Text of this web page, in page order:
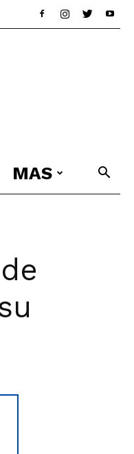
MAS